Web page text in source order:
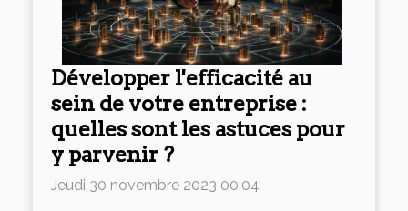
Développer l'efficacité au
sein de votre entreprise :
quelles sont les astuces pour
y parvenir ?
Jeudi 30 novembre 2023 00:04